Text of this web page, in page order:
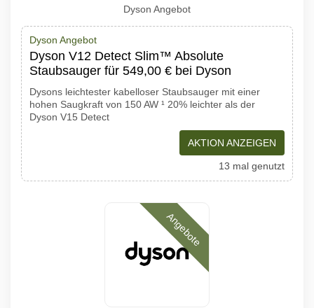
Dyson Angebot
Dyson Angebot
Dyson V12 Detect Slim™ Absolute
Staubsauger für 549,00 € bei Dyson
Dysons leichtester kabelloser Staubsauger mit einer
hohen Saugkraft von 150 AW ¹ 20% leichter als der
Dyson V15 Detect
AKTION ANZEIGEN
13 mal genutzt
Angebote